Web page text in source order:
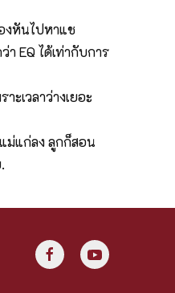
งหันไปหาแช
EQ ได้เท่ากับการ
เวลาว่างเยอะ
ม่แก่ลง ลูกก็สอน